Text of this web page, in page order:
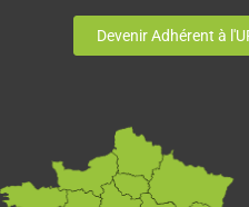
Devenir Adhérent à